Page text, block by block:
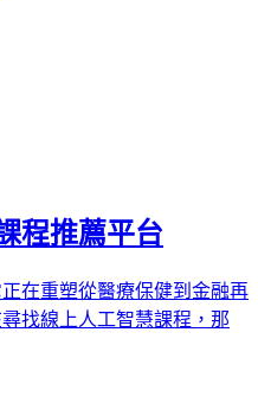
程推薦平台
在重塑從醫療保健到金融再
找線上人工智慧課程，那